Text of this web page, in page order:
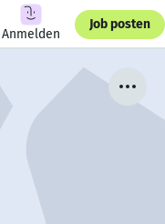
Anmelden
Job posten